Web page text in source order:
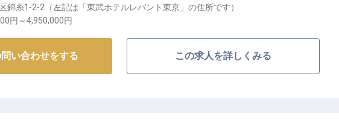
と共に、至福のひとときを提供するプロフェッショナル集団】
ントは、洗練された空間と心のこもったサービスを提供し続けていま
、宴会場での特別な祝宴。ゲストが過ごす大切な時間を「食」の面か
錦糸1-2-2（左記は「東武ホテルレバント東京」の住所です）
円～4,950,000円
い合わせをする この求人を詳しくみる